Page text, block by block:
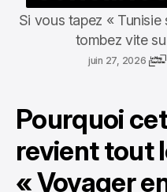
Si vous tapez «
tombez vite
juin 27, 2026
Pourquoi
revient tout
« Voyager